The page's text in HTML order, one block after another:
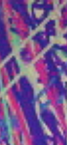
跳
至
内
容